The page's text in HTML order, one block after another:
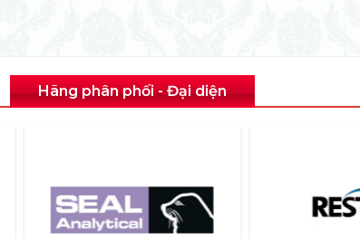
Hãng phân phối - Đại diện